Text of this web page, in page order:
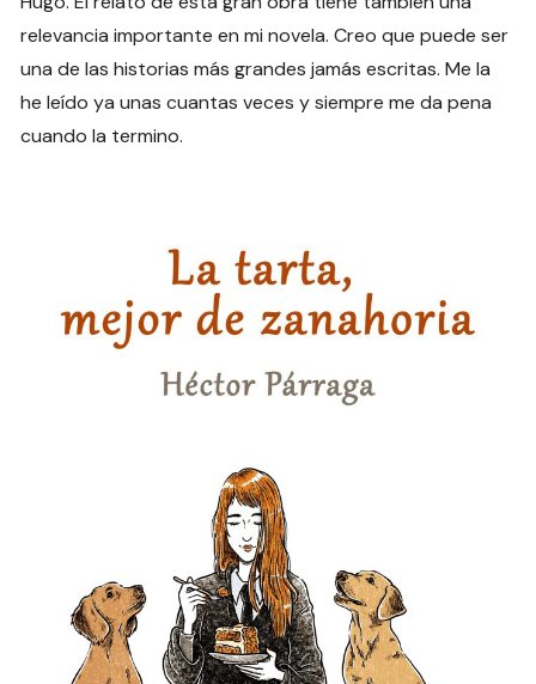
relevancia importante en mi novela. Creo que puede ser
una de las historias más grandes jamás escritas. Me la
he leído ya unas cuantas veces y siempre me da pena
cuando la termino.